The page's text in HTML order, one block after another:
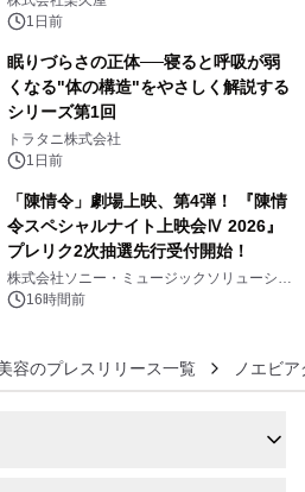
1日前
眠りづらさの正体──寝ると呼吸が弱
くなる"体の構造"をやさしく解説する
シリーズ第1回
トラタニ株式会社
1日前
「陳情令」劇場上映、第4弾！ 『陳情
令スペシャルナイト上映会Ⅳ 2026』
プレリク2次抽選先行受付開始！
株式会社ソニー・ミュージックソリューショ
ンズ16時間前
容のプレスリリース一覧 ノエビ